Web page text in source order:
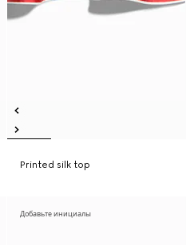
Printed silk top
Добавьте инициалы